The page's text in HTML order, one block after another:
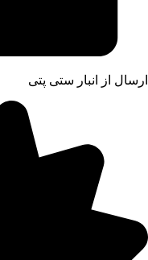
ارسال از انبار ستی پتی